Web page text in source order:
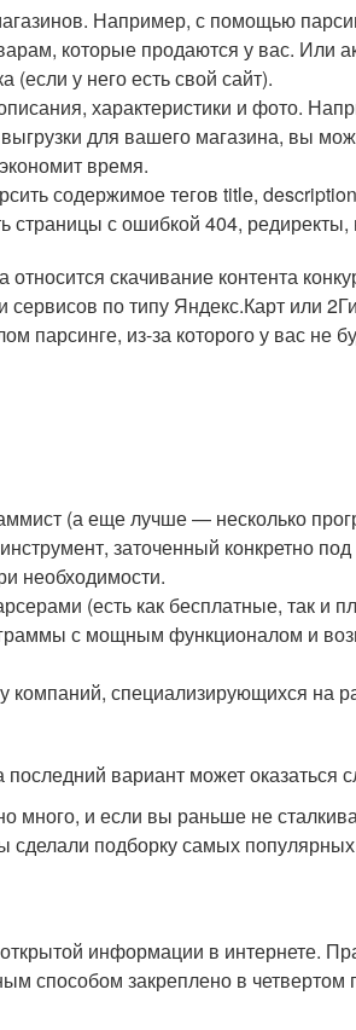
Например, с помощью
которые продаются у вас. Или
(если у него есть свой сайт).
характеристики и фото.
для вашего магазина, вы
время.
содержимое тегов title,
страницы с ошибкой 404,
скачивание контента
сервисов по типу Яндекс.Карт или
парсинге, из-за которого у вас не
(а еще лучше — несколько
заточенный конкретно
необходимости.
(есть как бесплатные, так и
с мощным функционалом и
компаний, специализирующихся на
вариант может оказаться
много, и если вы раньше не
подборку самых
информации в интернете.
способом закреплено в четвертом